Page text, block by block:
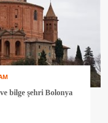
bilge şehri Bolonya